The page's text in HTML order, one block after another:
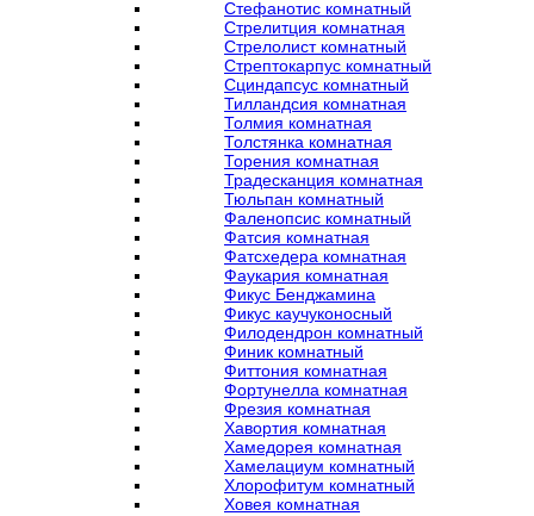
Стефанотис комнатный
Стрелитция комнатная
Стрелолист комнатный
Стрептокарпус комнатный
Сциндапсус комнатный
Тилландсия комнатная
Толмия комнатная
Толстянка комнатная
Торения комнатная
Традесканция комнатная
Тюльпан комнатный
Фаленопсис комнатный
Фатсия комнатная
Фатсхедера комнатная
Фаукария комнатная
Фикус Бенджамина
Фикус каучуконосный
Филодендрон комнатный
Финик комнатный
Фиттония комнатная
Фортунелла комнатная
Фрезия комнатная
Хавортия комнатная
Хамедорея комнатная
Хамелациум комнатный
Хлорофитум комнатный
Ховея комнатная